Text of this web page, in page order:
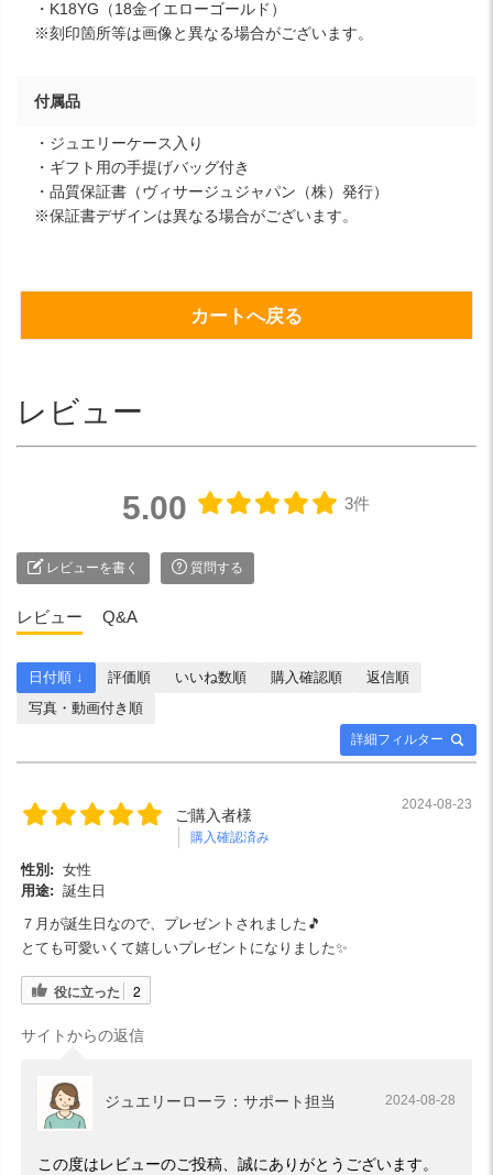
・K18YG（18金イエローゴールド）
※刻印箇所等は画像と異なる場合がございます。
付属品
・ジュエリーケース入り
・ギフト用の手提げバッグ付き
・品質保証書（ヴィサージュジャパン（株）発行）
※保証書デザインは異なる場合がございます。
カートへ戻る
レビュー
5.00 3件
レビューを書く 質問する
レビュー Q&A
詳細フィルター
日付順 ↓ 評価順 いいね数順 購入確認順
返信順
写真・動画付き順
ご購入者様
購入確認済み
2024-08-23
性別: 女性
用途: 誕生日
７月が誕生日なので、プレゼントされました🎵
とても可愛いくて嬉しいプレゼントになりました✨
役に立った 2
サイトからの返信
ジュエリーローラ：サポート担当 2024-08-28
この度はレビューのご投稿、誠にありがとうございます。